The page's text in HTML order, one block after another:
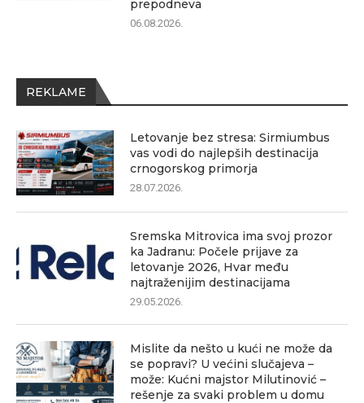
prepodneva
06.08.2026.
REKLAME
Letovanje bez stresa: Sirmiumbus
vas vodi do najlepših destinacija
crnogorskog primorja
28.07.2026.
Sremska Mitrovica ima svoj prozor
ka Jadranu: Počele prijave za
letovanje 2026, Hvar među
najtraženijim destinacijama
29.05.2026.
Mislite da nešto u kući ne može da
se popravi? U većini slučajeva –
može: Kućni majstor Milutinović –
rešenje za svaki problem u domu